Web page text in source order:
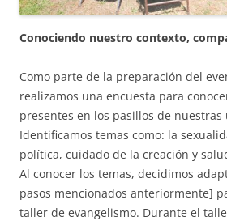
Conociendo nuestro contexto,
Como parte de la preparación del
realizamos una encuesta para
presentes en los pasillos de nuestras
Identificamos temas como: la
política, cuidado de la creación y
Al conocer los temas, decidimos
pasos mencionados anteriormente]
taller de evangelismo. Durante el